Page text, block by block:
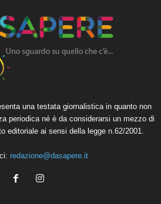
una testata giornalistica in quanto non
periodica né è da considerarsi un mezzo di
editoriale ai sensi della legge n.62/2001.
redazione@dasapere.it